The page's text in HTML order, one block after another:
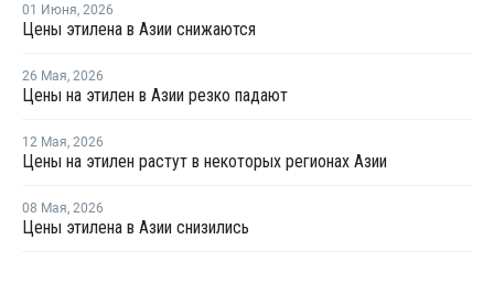
01 Июня, 2026
Цены этилена в Азии снижаются
26 Мая, 2026
Цены на этилен в Азии резко падают
12 Мая, 2026
Цены на этилен растут в некоторых регионах Азии
08 Мая, 2026
Цены этилена в Азии снизились